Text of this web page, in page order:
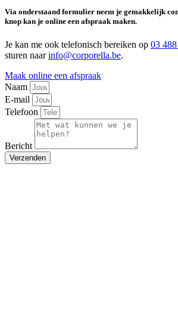
Via onderstaand formulier neem je gemakkelijk
knop kan je online een afspraak maken.
Je kan me ook telefonisch bereiken op 03
sturen naarinfo@corporella.be.
Maak online een afspraak
Naam
E-mail
Telefoon
Bericht
Verzenden